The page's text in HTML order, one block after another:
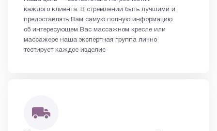
каждого клиента. В стремлении быть лучшими и
предоставлять Вам самую полную информацию
об интересующем Вас массажном кресле или
массажере наша экспертная группа лично
тестирует каждое изделие